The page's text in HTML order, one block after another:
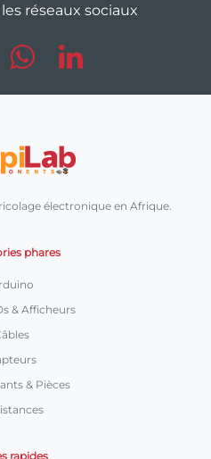
réseaux sociaux
électronique en Afrique.
phares
& Afficheurs
& Pièces
rapides